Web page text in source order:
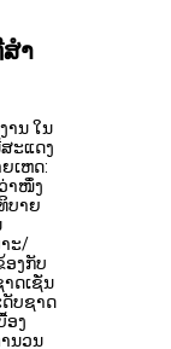
ຳ​
ານ ໃນ
ະແດງ
ເຫດ:
າໜຶ່ງ
ບາຍ
ະ/
ອງກັບ
ດເຊັ່ນ
ດັບຊາດ
ອງ
ນວນ